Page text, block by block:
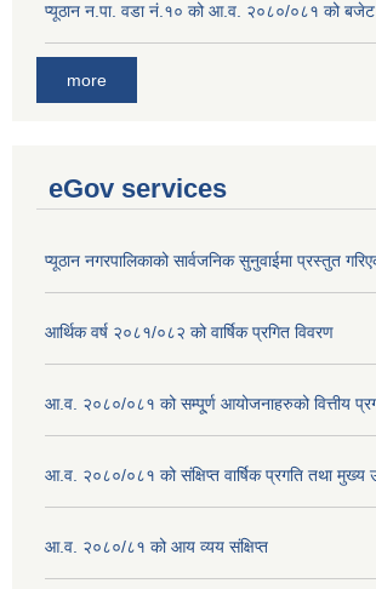
प्यूठान न.पा. वडा नं.१० को आ.व. २०८०/०८१ को बजेट
more
eGov services
प्यूठान नगरपालिकाको सार्वजनिक सुनुवाईमा प्रस्तुत
आर्थिक वर्ष २०८१/०८२ को वार्षिक प्रगित विवरण
आ.व. २०८०/०८१ को सम्पू्र्ण आयोजनाहरुको वित्तीय
आ.व. २०८०/०८१ को संक्षिप्त वार्षिक प्रगति तथा मुख्य
आ.व. २०८०/८१ को आय व्यय संक्षिप्त